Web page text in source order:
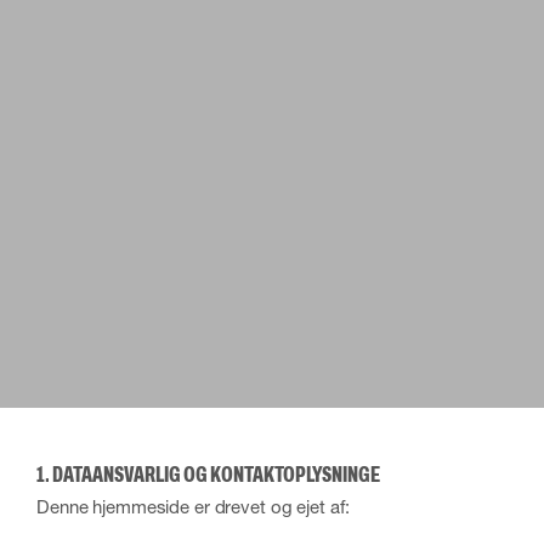
1. DATAANSVARLIG OG KONTAKTOPLYSNINGE
Denne hjemmeside er drevet og ejet af: